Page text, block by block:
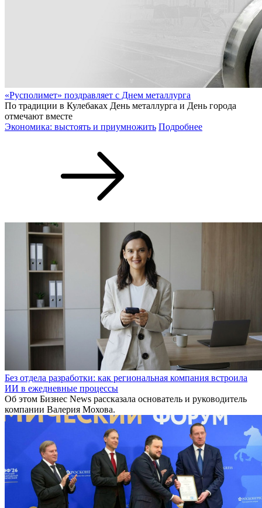
«Русполимет» поздравляет с Днем металлурга
По традиции в Кулебаках День металлурга и День города
отмечают вместе
Экономика: выстоять и приумножить Подробнее
Без отдела разработки: как региональная компания встроила
ИИ в ежедневные процессы
Об этом Бизнес News рассказала основатель и руководитель
компании Валерия Мохова.